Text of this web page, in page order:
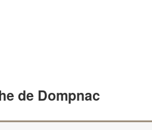
de Dompnac